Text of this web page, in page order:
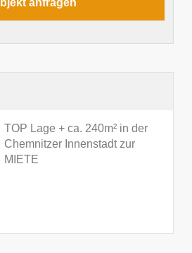
TOP Lage + ca. 240m² in der
Chemnitzer Innenstadt zur
MIETE